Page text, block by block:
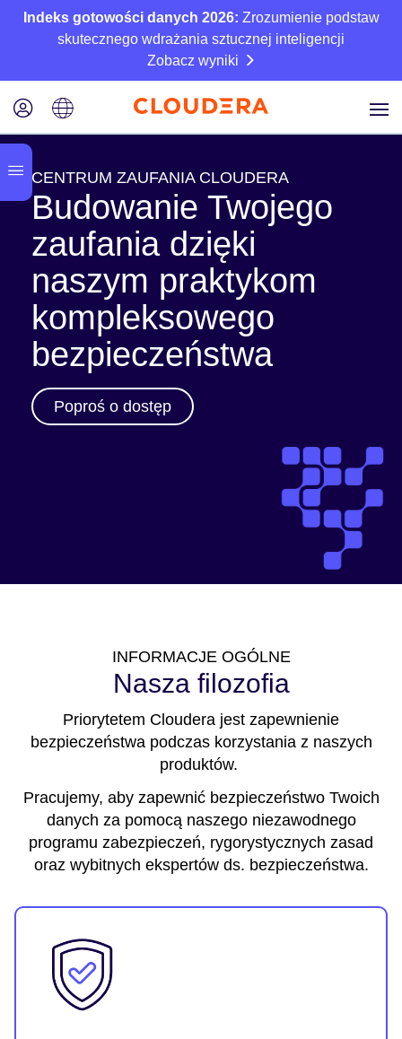
Indeks gotowości danych 2026: Zrozumienie podstaw
skutecznego wdrażania sztucznej inteligencji
Zobacz wyniki
CENTRUM ZAUFANIA CLOUDERA
Budowanie Twojego
zaufania dzięki
naszym praktykom
kompleksowego
bezpieczeństwa
Poproś o dostęp
INFORMACJE OGÓLNE
Nasza filozofia
Priorytetem Cloudera jest zapewnienie
bezpieczeństwa podczas korzystania z naszych
produktów.
Pracujemy, aby zapewnić bezpieczeństwo Twoich
danych za pomocą naszego niezawodnego
programu zabezpieczeń, rygorystycznych zasad
oraz wybitnych ekspertów ds. bezpieczeństwa.